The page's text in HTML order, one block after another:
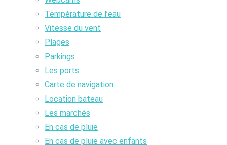
Température de l’eau
Vitesse du vent
Plages
Parkings
Les ports
Carte de navigation
Location bateau
Les marchés
En cas de pluie
En cas de pluie avec enfants